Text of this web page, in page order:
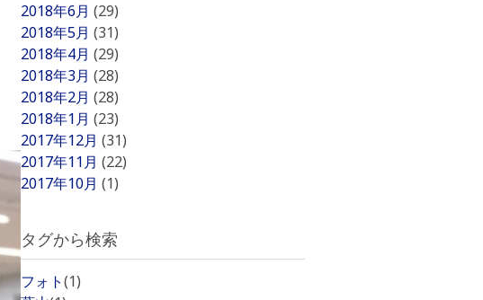
2018年6月 (29)
2018年5月 (31)
2018年4月 (29)
2018年3月 (28)
2018年2月 (28)
2018年1月 (23)
2017年12月 (31)
2017年11月 (22)
2017年10月 (1)
タグから検索
フォト(1)